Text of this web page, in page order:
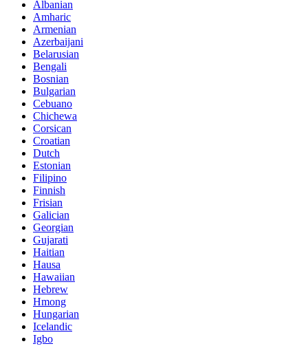
Albanian
Amharic
Armenian
Azerbaijani
Belarusian
Bengali
Bosnian
Bulgarian
Cebuano
Chichewa
Corsican
Croatian
Dutch
Estonian
Filipino
Finnish
Frisian
Galician
Georgian
Gujarati
Haitian
Hausa
Hawaiian
Hebrew
Hmong
Hungarian
Icelandic
Igbo